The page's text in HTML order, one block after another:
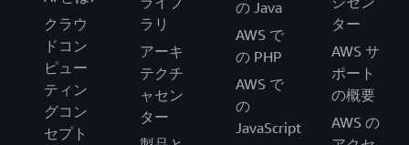
クラウ
ドコン
ピュー
ティン
グコン
セプト
ラリ
アーキ
テクチ
ャセン
ター
の Java
AWS で
の PHP
AWS で
の
JavaScript
ター
AWS サ
ポート
の概要
AWS の